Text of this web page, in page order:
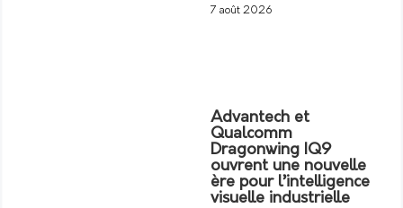
7 août 2026
Advantech et
Qualcomm
Dragonwing IQ9
ouvrent une nouvelle
ère pour l’intelligence
visuelle industrielle